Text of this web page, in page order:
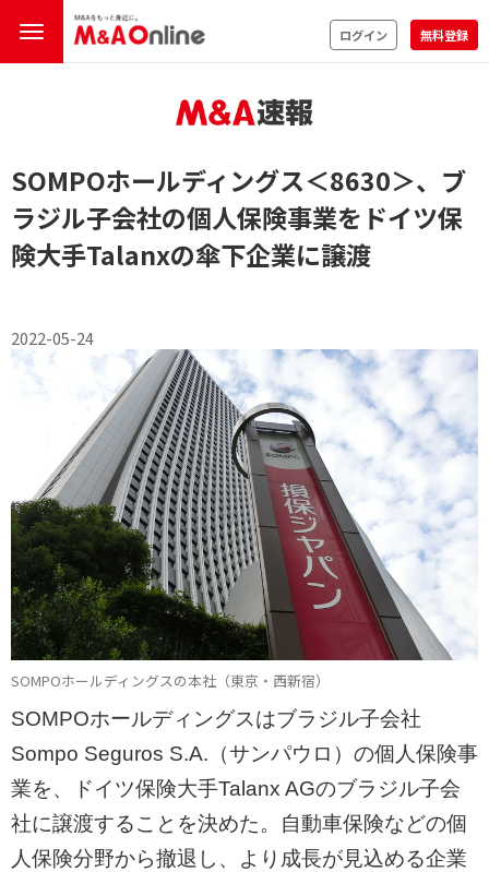
ログイン 無料登録
SOMPOホールディングス＜8630＞、ブ
ラジル子会社の個人保険事業をドイツ保
険大手Talanxの傘下企業に譲渡
2022-05-24
SOMPOホールディングスの本社（東京・西新宿）
SOMPOホールディングスはブラジル子会社
Sompo Seguros S.A.（サンパウロ）の個人保険事
業を、ドイツ保険大手Talanx AGのブラジル子会
社に譲渡することを決めた。自動車保険などの個
人保険分野から撤退し、より成長が見込める企業